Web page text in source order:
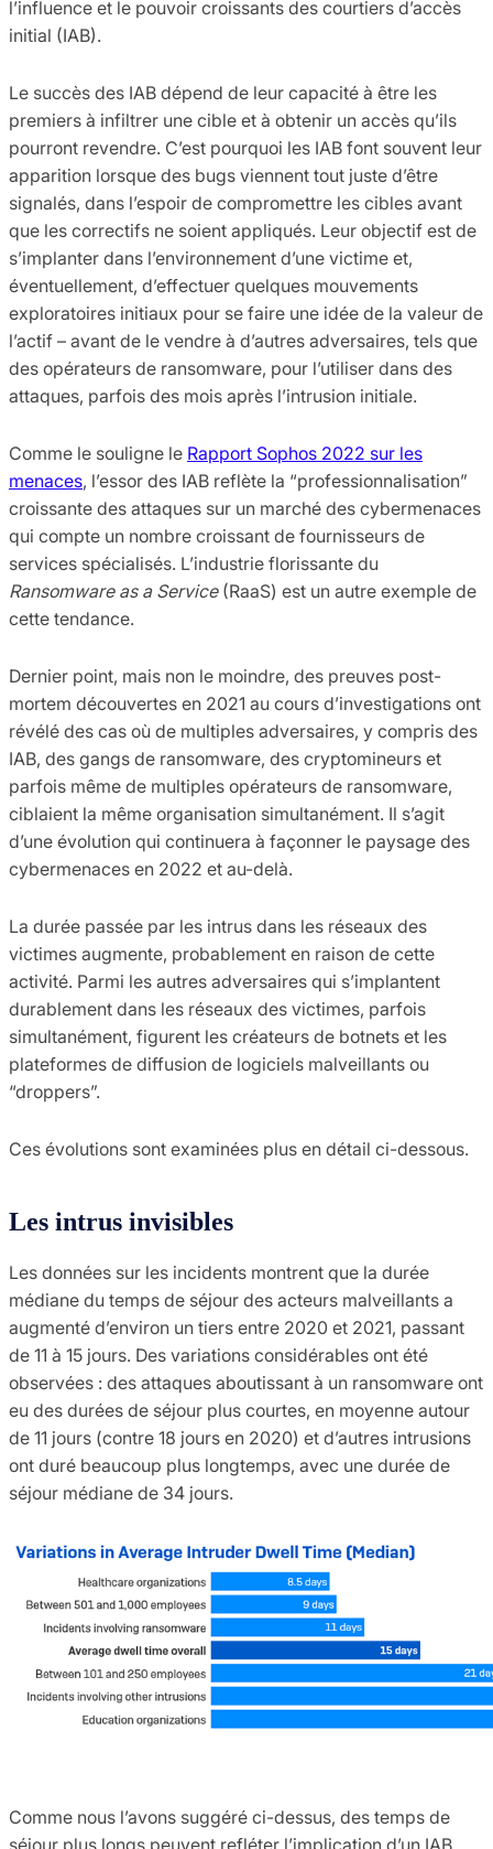
l’influence et le pouvoir croissants des courtiers d’accès
initial (IAB).
Le succès des IAB dépend de leur capacité à être les
premiers à infiltrer une cible et à obtenir un accès qu’ils
pourront revendre. C’est pourquoi les IAB font souvent leur
apparition lorsque des bugs viennent tout juste d’être
signalés, dans l’espoir de compromettre les cibles avant
que les correctifs ne soient appliqués. Leur objectif est de
s’implanter dans l’environnement d’une victime et,
éventuellement, d’effectuer quelques mouvements
exploratoires initiaux pour se faire une idée de la valeur de
l’actif – avant de le vendre à d’autres adversaires, tels que
des opérateurs de ransomware, pour l’utiliser dans des
attaques, parfois des mois après l’intrusion initiale.
Comme le souligne le Rapport Sophos 2022 sur les
menaces, l’essor des IAB reflète la “professionnalisation”
croissante des attaques sur un marché des cybermenaces
qui compte un nombre croissant de fournisseurs de
services spécialisés. L’industrie florissante du
Ransomware as a Service(RaaS) est un autre exemple de
cette tendance.
Dernier point, mais non le moindre, des preuves post-
mortem découvertes en 2021 au cours d’investigations ont
révélé des cas où de multiples adversaires, y compris des
IAB, des gangs de ransomware, des cryptomineurs et
parfois même de multiples opérateurs de ransomware,
ciblaient la même organisation simultanément. Il s’agit
d’une évolution qui continuera à façonner le paysage des
cybermenaces en 2022 et au-delà.
La durée passée par les intrus dans les réseaux des
victimes augmente, probablement en raison de cette
activité. Parmi les autres adversaires qui s’implantent
durablement dans les réseaux des victimes, parfois
simultanément, figurent les créateurs de botnets et les
plateformes de diffusion de logiciels malveillants ou
“droppers”.
Ces évolutions sont examinées plus en détail ci-dessous.
Les intrus invisibles
Les données sur les incidents montrent que la durée
médiane du temps de séjour des acteurs malveillants a
augmenté d’environ un tiers entre 2020 et 2021, passant
de 11 à 15 jours. Des variations considérables ont été
observées : des attaques aboutissant à un ransomware ont
eu des durées de séjour plus courtes, en moyenne autour
de 11 jours (contre 18 jours en 2020) et d’autres intrusions
ont duré beaucoup plus longtemps, avec une durée de
séjour médiane de 34 jours.
Comme nous l’avons suggéré ci-dessus, des temps de
séjour plus longs peuvent refléter l’implication d’un IAB.